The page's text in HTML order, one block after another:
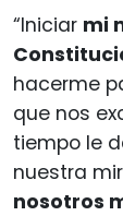
“Iniciar mi
hacerme
que nos
tiempo le
nuestra
nosotros